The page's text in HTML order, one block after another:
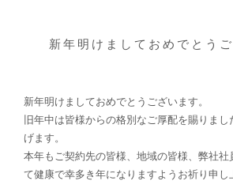
新年明けましておめでとうございます。
旧年中は皆様からの格別なご厚配を賜りまし
げます。
本年もご契約先の皆様、地域の皆様、弊社社
て健康で幸多き年になりますようお祈り申し